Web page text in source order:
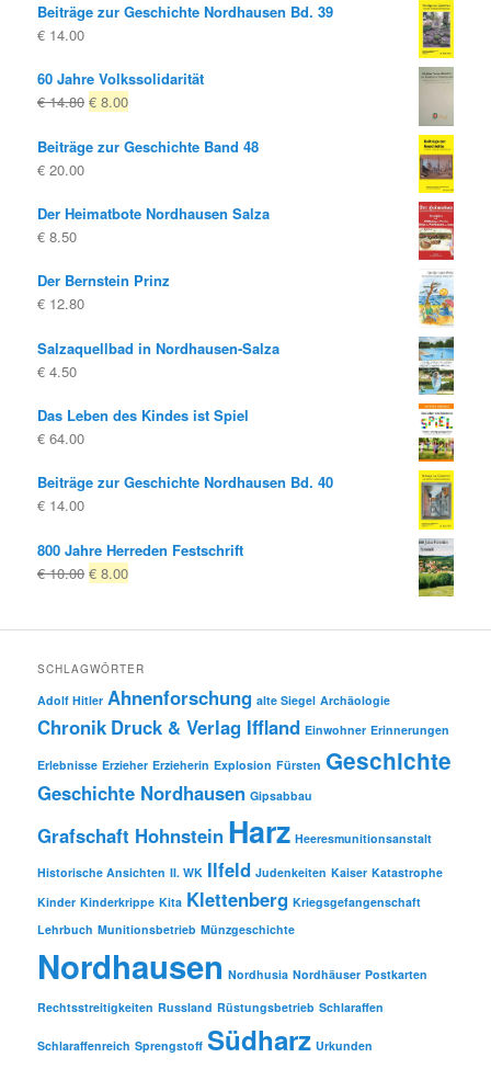
Beiträge zur Geschichte Nordhausen Bd. 39
€ 14.00
60 Jahre Volkssolidarität
€14.80 Ursprünglicher
war:
€ 8.00Aktueller
ist:
Beiträge zur Geschichte Band 48
€ 20.00
Der Heimatbote Nordhausen Salza
€ 8.50
Der Bernstein Prinz
€ 12.80
Salzaquellbad in Nordhausen-Salza
€ 4.50
Das Leben des Kindes ist Spiel
€ 64.00
Beiträge zur Geschichte Nordhausen Bd. 40
€ 14.00
800 Jahre Herreden Festschrift
€10.00 Ursprünglicher
€ 8.00Aktueller
SCHLAGWÖRTER
Adolf Hitler Ahnenforschung alte Siegel Archäologie
Chronik Druck & Verlag Iffland Einwohner Erinnerungen
Erlebnisse Erzieher Erzieherin Explosion Fürsten Geschichte
Geschichte Nordhausen Gipsabbau
Grafschaft Hohnstein Harz Heeresmunitionsanstalt
Historische Ansichten II. WK Ilfeld Judenkeiten Kaiser Katastrophe
Kinder Kinderkrippe Kita Klettenberg Kriegsgefangenschaft
Lehrbuch Munitionsbetrieb Münzgeschichte
Nordhausen Nordhusia Nordhäuser Postkarten
Rechtsstreitigkeiten Russland Rüstungsbetrieb Schlaraffen
Schlaraffenreich Sprengstoff Südharz Urkunden